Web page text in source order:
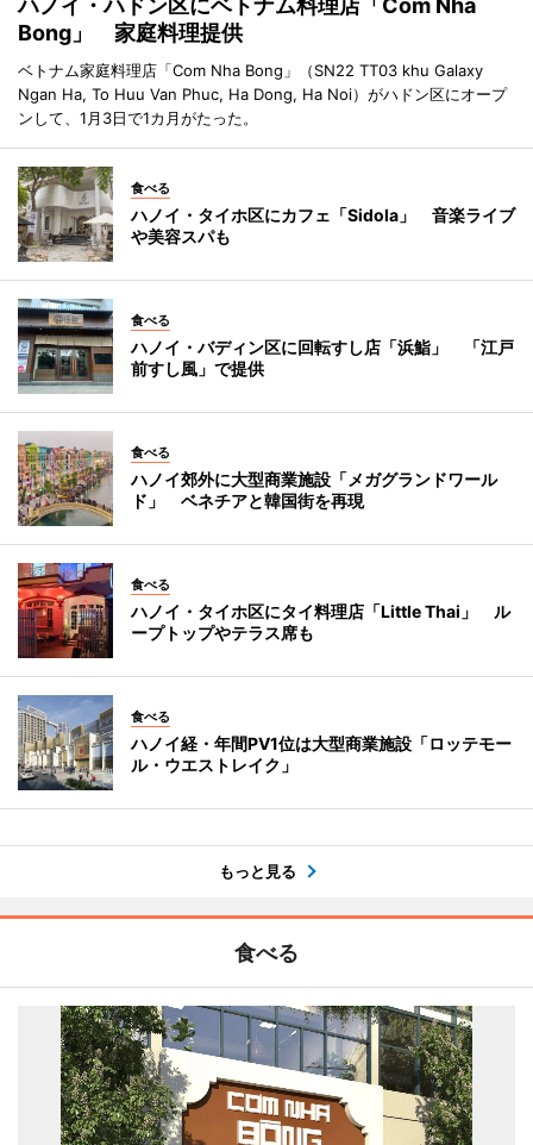
Bong」 家庭料理提供
ベトナム家庭料理店「Com Nha Bong」（SN22 TT03 khu Galaxy
Ngan Ha, To Huu Van Phuc, Ha Dong, Ha Noi）がハドン区にオープ
ンして、1月3日で1カ月がたった。
食べる
ハノイ・タイホ区にカフェ「Sidola」 音楽ライブ
や美容スパも
食べる
ハノイ・バディン区に回転すし店「浜鮨」 「江戸
前すし風」で提供
食べる
ハノイ郊外に大型商業施設「メガグランドワール
ド」 ベネチアと韓国街を再現
食べる
ハノイ・タイホ区にタイ料理店「Little Thai」 ル
ープトップやテラス席も
食べる
ハノイ経・年間PV1位は大型商業施設「ロッテモー
ル・ウエストレイク」
もっと見る
食べる